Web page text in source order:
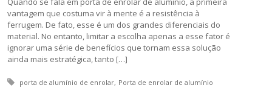
vantagem que costuma vir à mente é a resistência à
ferrugem. De fato, esse é um dos grandes diferenciais do
material. No entanto, limitar a escolha apenas a esse fator é
ignorar uma série de benefícios que tornam essa solução
ainda mais estratégica, tanto […]
Tagged with:
porta de alumínio de enrolar Porta de enrolar de alumínio